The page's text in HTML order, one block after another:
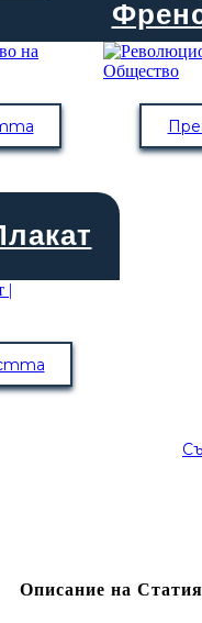
Описание на